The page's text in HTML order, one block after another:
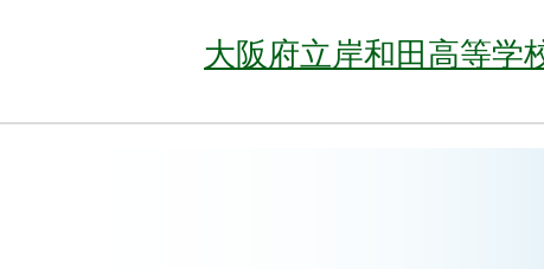
大阪府立岸和田高等学